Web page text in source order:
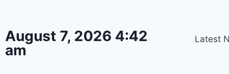
August 7, 2026 4:42
am
Latest